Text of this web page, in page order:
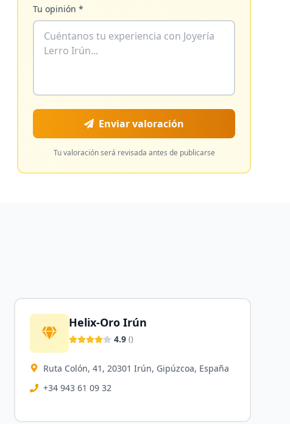
Tu opinión *
Enviar valoración
Tu valoración será revisada antes de publicarse
Helix-Oro Irún
4.9 ()
Ruta Colón, 41, 20301 Irún, Gipúzcoa, España
+34 943 61 09 32